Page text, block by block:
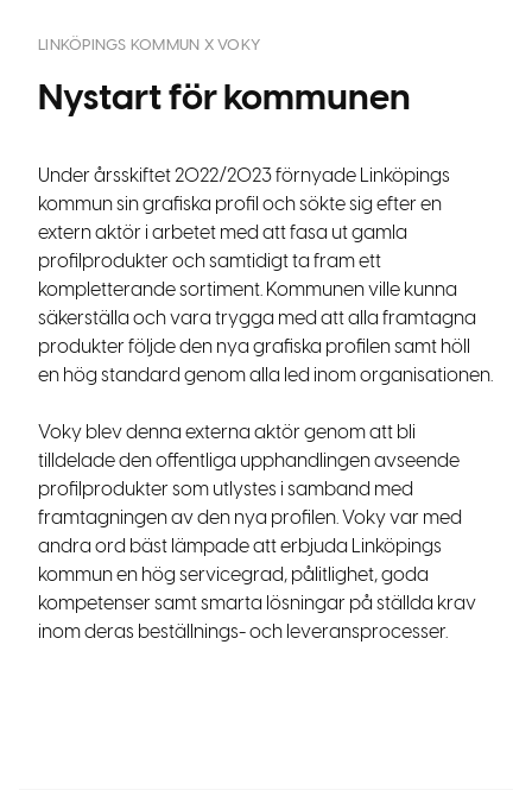
LINKÖPINGS KOMMUN X VOKY
Nystart för kommunen
Under årsskiftet 2022/2023 förnyade Linköpings
kommun sin grafiska profil och sökte sig efter en
extern aktör i arbetet med att fasa ut gamla
profilprodukter och samtidigt ta fram ett
kompletterande sortiment. Kommunen ville kunna
säkerställa och vara trygga med att alla framtagna
produkter följde den nya grafiska profilen samt höll
en hög standard genom alla led inom organisationen.
Voky blev denna externa aktör genom att bli
tilldelade den offentliga upphandlingen avseende
profilprodukter som utlystes i samband med
framtagningen av den nya profilen. Voky var med
andra ord bäst lämpade att erbjuda Linköpings
kommun en hög servicegrad, pålitlighet, goda
kompetenser samt smarta lösningar på ställda krav
inom deras beställnings- och leveransprocesser.